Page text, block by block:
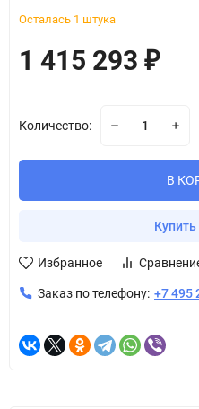
Осталась 1 штука
1 415 293 ₽
Количество:
В
Избранное
Заказ по телефону: +7 495